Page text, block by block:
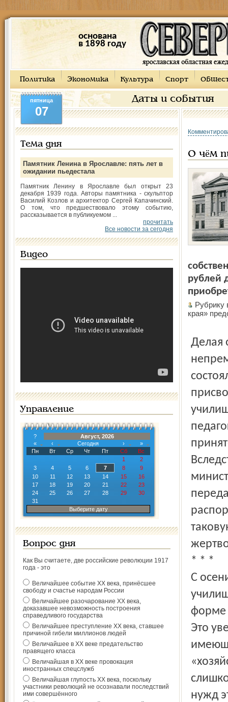
основана
в 1898 году
Политика Экономика Культура Спорт
Даты и события
пятница
07
Тема дня
Памятник Ленина в Ярославле: пять лет в
ожидании пьедестала
Памятник Ленину в Ярославле был открыт 23
декабря 1939 года. Авторы памятника - скульптор
Василий Козлов и архитектор Сергей Капачинский.
О том, что предшествовало этому событию,
рассказывается в публикуемом ...
прочитать
Все новости за сегодня
Видео
Управление
?
Август, 2026
«
‹ Сегодня ›
»
Пн
Вт Ср Чт Пт Сб
Вс
1
2
3
4 5 6 7 8
9
10
11 12 13 14 15
16
17
18 19 20 21 22
23
24
25 26 27 28 29
30
31
Выберите дату
Вопрос дня
Как Вы считаете, две российские революции 1917
года - это
Величайшее событие ХХ века, принёсшее
свободу и счастье народам России
Величайшее разочарование ХХ века,
доказавшее невозможность построения
справедливого государства
Величайшее преступление ХХ века, ставшее
причиной гибели миллионов людей
Величайшее в ХХ веке предательство
правящего класса
Величайшая в ХХ веке провокация
иностранных спецслужб
Величайшая глупость ХХ века, поскольку
участники революций не осознавали последствий
ими совершённого
О чём
рублей
Рубрику
края»
Делая означенное пособие, жертвователь поставил
* * *
С
форме
Это
нужд